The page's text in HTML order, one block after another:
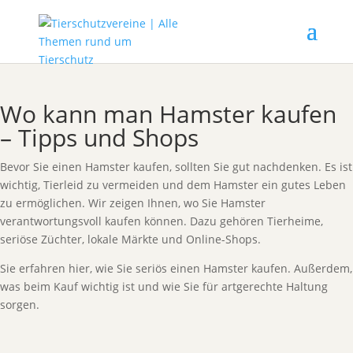
Wo kann man Hamster kaufen
– Tipps und Shops
Bevor Sie einen Hamster kaufen, sollten Sie gut nachdenken. Es ist
wichtig, Tierleid zu vermeiden und dem Hamster ein gutes Leben
zu ermöglichen. Wir zeigen Ihnen, wo Sie Hamster
verantwortungsvoll kaufen können. Dazu gehören Tierheime,
seriöse Züchter, lokale Märkte und Online-Shops.
Sie erfahren hier, wie Sie seriös einen Hamster kaufen. Außerdem,
was beim Kauf wichtig ist und wie Sie für artgerechte Haltung
sorgen.